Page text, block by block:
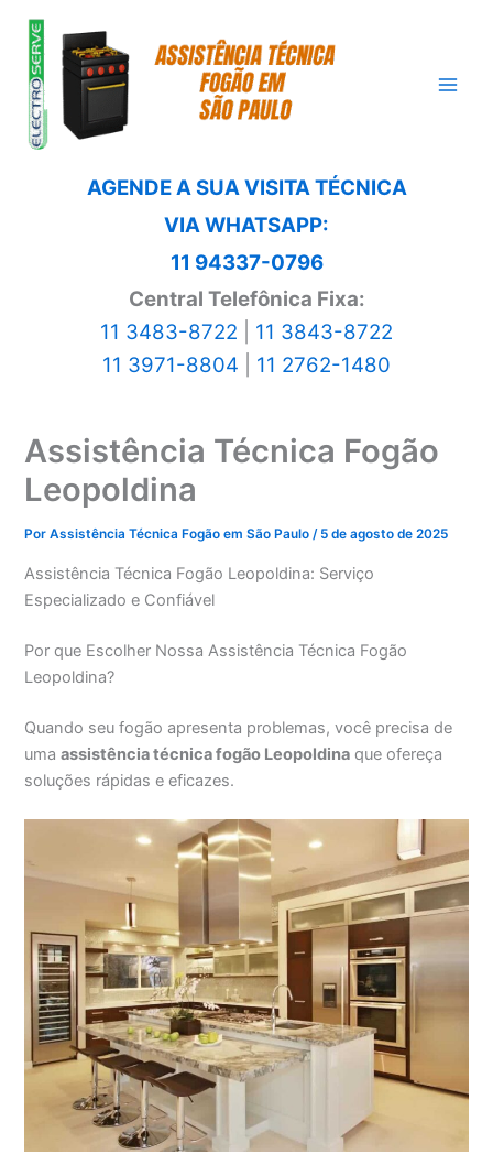
para
conteúdo
AGENDE A SUA VISITA TÉCNICA
VIA WHATSAPP:
11 94337-0796
Central Telefônica Fixa:
11 3483-8722
11 3843-8722
11 3971-8804
11 2762-1480
Assistência Técnica Fogão
Leopoldina
PorAssistência Técnica Fogão em São Paulo/ 5 de agosto de 2025
Assistência Técnica Fogão Leopoldina: Serviço
Especializado e Confiável
Por que Escolher Nossa Assistência Técnica Fogão
Leopoldina?
Quando seu fogão apresenta problemas, você precisa de
umaassistência técnica fogão Leopoldina que ofereça
soluções rápidas e eficazes.